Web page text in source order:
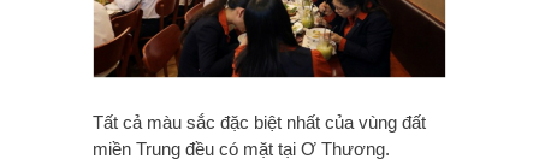
Tất cả màu sắc đặc biệt nhất của vùng đất
miền Trung đều có mặt tại Ơ Thương.